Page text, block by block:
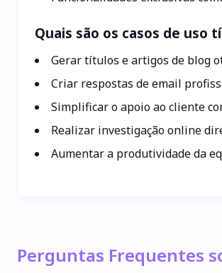
Quais são os casos de uso
Gerar títulos e artigos de blog
Criar respostas de email
Simplificar o apoio ao cliente
Realizar investigação online
Aumentar a produtividade da
Perguntas Frequentes